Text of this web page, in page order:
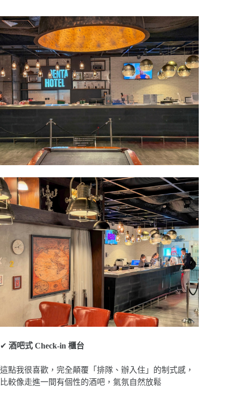
✔ 酒吧式 Check-in 櫃台
這點我很喜歡，完全顛覆「排隊、辦入住」的制式感，
比較像走進一間有個性的酒吧，氣氛自然放鬆